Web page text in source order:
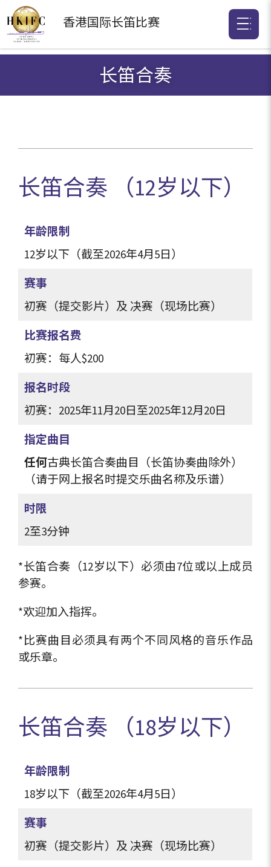
香港国际长笛比赛
长笛合奏
长笛合奏 （12岁以下）
年龄限制
12岁以下（截至2026年4月5日）
赛事
初赛（提交影片）及 决赛（现场比赛）
比赛报名费
初赛：每人$200
报名时段
初赛：2025年11月20日至2025年12月20日
指定曲目
任何古典长笛合奏曲目（长笛协奏曲除外）
（请于网上报名时提交乐曲名称及乐谱）
时限
2至3分钟
*长笛合奏（12岁以下）必须由7位或以上成员
参赛。
*欢迎加入指挥。
*比赛曲目必须具有两个不同风格的音乐作品
或乐章。
长笛合奏 （18岁以下）
年龄限制
18岁以下（截至2026年4月5日）
赛事
初赛（提交影片）及 决赛（现场比赛）